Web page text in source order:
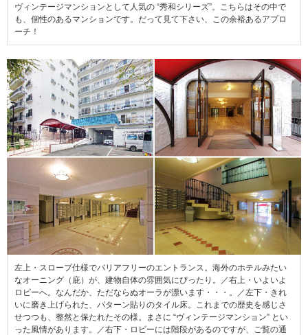
ヴィンテージマンションとして人気の “秀和シリーズ”。こちらはその中で
も、個性のあるマンションです。だって見て下さい、この余裕あるアプロ
ーチ！
左上・スロープ仕様でバリアフリーのエントランス。海外のホテルみたい
なオーニング（庇）が、建物自体の雰囲気にぴったり。／右上・いよいよ
ロビーへ。なんだか、ただならぬオーラが漂います・・・。／左下・きれ
いに磨き上げられた、パターン貼りのタイル床。これまでの歴史を感じさ
せつつも、整然と保たれたその様。まさに “ヴィンテージマンション” とい
った風情があります。／右下・ロビーには階段があるのですが、ご覧の通